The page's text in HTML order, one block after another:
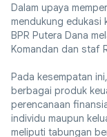
Dalam upaya
mendukung edukasi
BPR Putera Dana
Komandan dan staf
Pada kesempatan
berbagai produk
perencanaan
individu maupun
meliputi tabungan